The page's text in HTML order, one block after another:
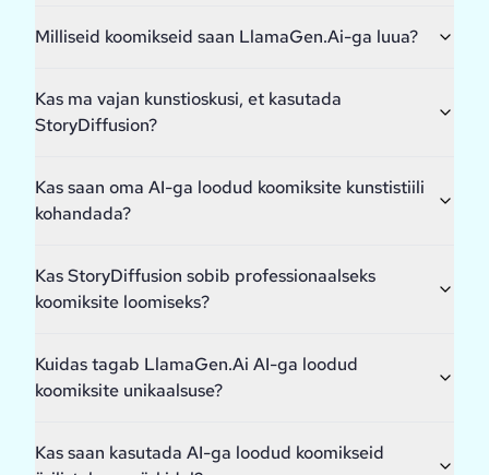
Milliseid koomikseid saan LlamaGen.Ai-ga luua?
Kas ma vajan kunstioskusi, et kasutada
StoryDiffusion?
Kas saan oma AI-ga loodud koomiksite kunstistiili
kohandada?
Kas StoryDiffusion sobib professionaalseks
koomiksite loomiseks?
Kuidas tagab LlamaGen.Ai AI-ga loodud
koomiksite unikaalsuse?
Kas saan kasutada AI-ga loodud koomikseid